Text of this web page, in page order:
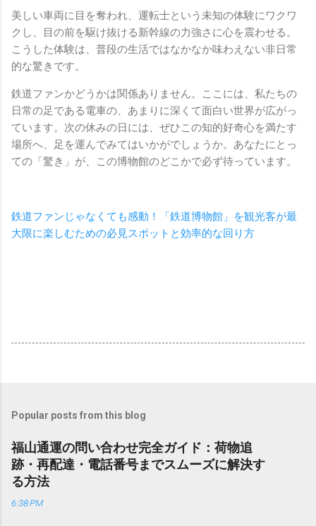
美しい車両に目を奪われ、運転士という未知の体験にワクワ
クし、目の前を駆け抜ける新幹線の力強さに心を震わせる。
こうした体験は、普段の生活ではなかなか味わえない非日常
的な驚きです。
鉄道ファンかどうかは関係ありません。ここには、私たちの
日常の足である電車の、あまりに深くて面白い世界が広がっ
ています。次の休みの日には、ぜひこの知的好奇心を満たす
場所へ、足を運んでみてはいかがでしょうか。あなたにとっ
ての「驚き」が、この博物館のどこかで必ず待っています。
鉄道ファンじゃなくても感動！「鉄道博物館」を観光客が最
大限に楽しむための必見スポットと効率的な回り方
Popular posts from this blog
福山通運の問い合わせ完全ガイド：荷物追
跡・再配達・電話番号までスムーズに解決す
る方法
6:38 PM